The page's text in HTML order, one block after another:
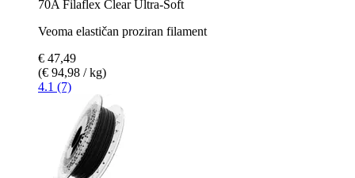
70A Filaflex Clear Ultra-Soft
Veoma elastičan proziran filament
€ 47,49
(€ 94,98 / kg)
4.1 (7)